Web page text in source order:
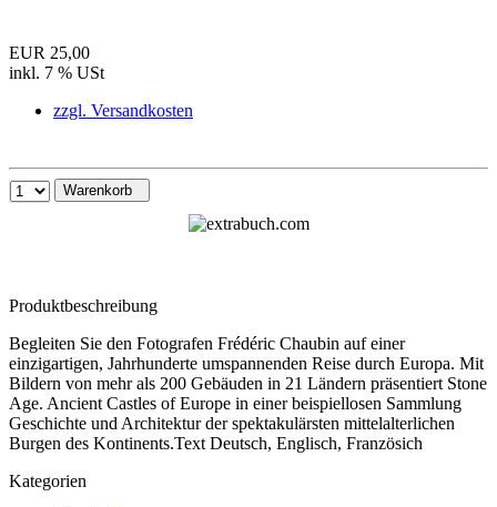
EUR 25,00
inkl. 7 % USt
zzgl. Versandkosten
Warenkorb
Produktbeschreibung
Begleiten Sie den Fotografen Frédéric Chaubin auf einer
einzigartigen, Jahrhunderte umspannenden Reise durch Europa. Mit
Bildern von mehr als 200 Gebäuden in 21 Ländern präsentiert Stone
Age. Ancient Castles of Europe in einer beispiellosen Sammlung
Geschichte und Architektur der spektakulärsten mittelalterlichen
Burgen des Kontinents.Text Deutsch, Englisch, Französich
Kategorien